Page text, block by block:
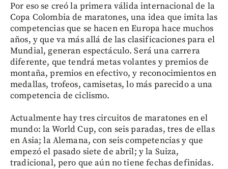
Por eso se creó la primera válida internacional de la
Copa Colombia de maratones, una idea que imita las
competencias que se hacen en Europa hace muchos
años, y que va más allá de las clasificaciones para el
Mundial, generan espectáculo. Será una carrera
diferente, que tendrá metas volantes y premios de
montaña, premios en efectivo, y reconocimientos en
medallas, trofeos, camisetas, lo más parecido a una
competencia de ciclismo.
Actualmente hay tres circuitos de maratones en el
mundo: la World Cup, con seis paradas, tres de ellas
en Asia; la Alemana, con seis competencias y que
empezó el pasado siete de abril; y la Suiza,
tradicional, pero que aún no tiene fechas definidas.